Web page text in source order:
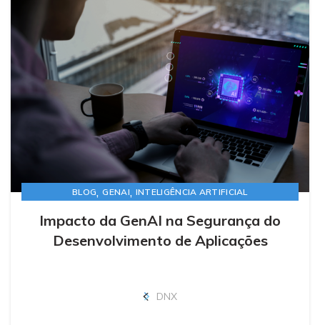
BLOG,GENAI, INTELIGÊNCIA ARTIFICIAL
Impacto da GenAI na Segurança do
Desenvolvimento de Aplicações
DNX